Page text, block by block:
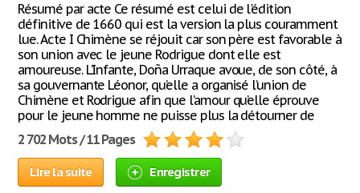
Résumé par acte Ce résumé est celui de l'édition
définitive de 1660 qui est la version la plus couramment
lue. Acte I Chimène se réjouit car son père est favorable à
son union avec le jeune Rodrigue dont elle est
amoureuse. L’Infante, Doña Urraque avoue, de son côté, à
sa gouvernante Léonor, qu’elle a organisé l’union de
Chimène et Rodrigue afin que l’amour qu’elle éprouve
pour le jeune homme ne puisse plus la détourner de
2 702 Mots / 11 Pages
Lire la suite Enregistrer